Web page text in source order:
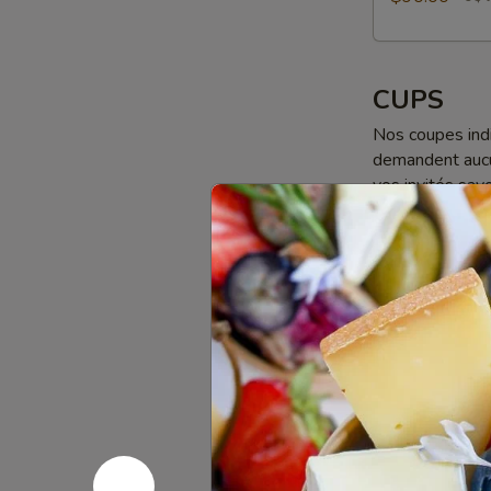
CUPS
Nos coupes
demandent
vos invités
pensé pour
circulation
Cups
Apéro
Cups
60 g de
de fruits
10 cups
10 cups